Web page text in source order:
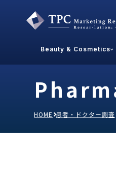
Beauty & Cosmetics
Contact
HOME 患者・ドクター調査